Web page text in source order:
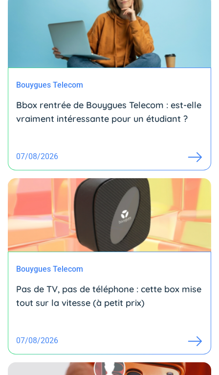
Bouygues Telecom
Bbox rentrée de Bouygues Telecom : est-elle
vraiment intéressante pour un étudiant ?
07/08/2026
Bouygues Telecom
Pas de TV, pas de téléphone : cette box mise
tout sur la vitesse (à petit prix)
07/08/2026